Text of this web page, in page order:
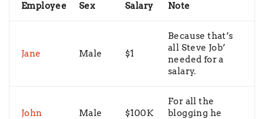
Employee Sex Salary Note
Jane Male $1
Because that’s
all Steve Job’
needed for a
salary.
John Male $100K
For all the
blogging he